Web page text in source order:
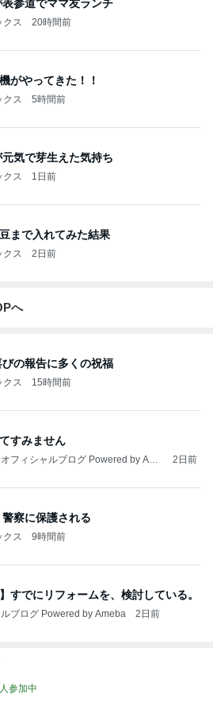
参道でママ友ランチ
ス 20時間前
がやってきた！！
ス 5時間前
気で芽生えた気持ち
ス 1日前
まで入れてみた結果
ス 2日前
へ
の報告に多くの祝福
ス 15時間前
すみません
フィシャルブログ Powered by Ame
2日前
察に保護される
ス 9時間前
すでにリフォームを、検討している。
ブログ Powered by Ameba 2日前
参加中